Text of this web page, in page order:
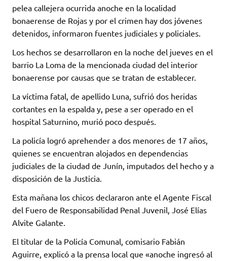
pelea callejera ocurrida anoche en la localidad
bonaerense de Rojas y por el crimen hay dos jóvenes
detenidos, informaron fuentes judiciales y policiales.
Los hechos se desarrollaron en la noche del jueves en el
barrio La Loma de la mencionada ciudad del interior
bonaerense por causas que se tratan de establecer.
La víctima fatal, de apellido Luna, sufrió dos heridas
cortantes en la espalda y, pese a ser operado en el
hospital Saturnino, murió poco después.
La policía logró aprehender a dos menores de 17 años,
quienes se encuentran alojados en dependencias
judiciales de la ciudad de Junín, imputados del hecho y a
disposición de la Justicia.
Esta mañana los chicos declararon ante el Agente Fiscal
del Fuero de Responsabilidad Penal Juvenil, José Elías
Alvite Galante.
El titular de la Policía Comunal, comisario Fabián
Aguirre, explicó a la prensa local que «anoche ingresó al